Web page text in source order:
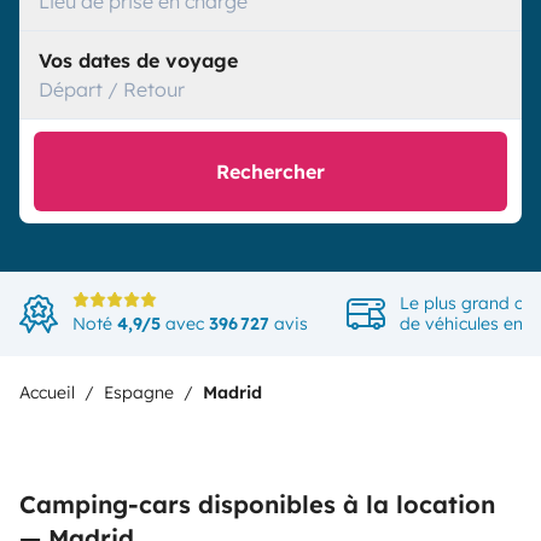
Vos dates de voyage
Départ / Retour
Rechercher
Noté 4,9/5 avec 396 727 avis
Le plus grand
de véhicules en
Accueil Espagne Madrid
Camping-cars disponibles à la location